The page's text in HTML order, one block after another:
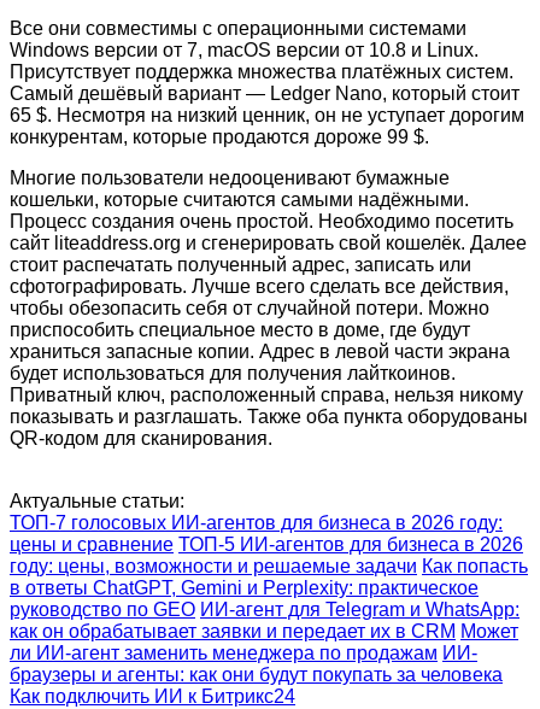
Все они совместимы с операционными системами
Windows версии от 7, macOS версии от 10.8 и Linux.
Присутствует поддержка множества платёжных систем.
Самый дешёвый вариант — Ledger Nano, который стоит
65 $. Несмотря на низкий ценник, он не уступает дорогим
конкурентам, которые продаются дороже 99 $.
Многие пользователи недооценивают бумажные
кошельки, которые считаются самыми надёжными.
Процесс создания очень простой. Необходимо посетить
сайт liteaddress.org и сгенерировать свой кошелёк. Далее
стоит распечатать полученный адрес, записать или
сфотографировать. Лучше всего сделать все действия,
чтобы обезопасить себя от случайной потери. Можно
приспособить специальное место в доме, где будут
храниться запасные копии. Адрес в левой части экрана
будет использоваться для получения лайткоинов.
Приватный ключ, расположенный справа, нельзя никому
показывать и разглашать. Также оба пункта оборудованы
QR-кодом для сканирования.
Актуальные статьи:
ТОП-7 голосовых ИИ-агентов для бизнеса в 2026 году:
цены и сравнение ТОП-5 ИИ-агентов для бизнеса в 2026
году: цены, возможности и решаемые задачи Как попасть
в ответы ChatGPT, Gemini и Perplexity: практическое
руководство по GEO ИИ-агент для Telegram и WhatsApp:
как он обрабатывает заявки и передает их в CRM Может
ли ИИ-агент заменить менеджера по продажам ИИ-
браузеры и агенты: как они будут покупать за человека
Как подключить ИИ к Битрикс24